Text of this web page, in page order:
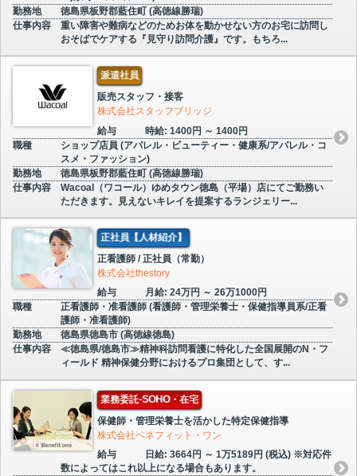
勤務地
徳島県板野郡藍住町 (高徳線勝瑞)
仕事内容
重い障害や難病などのためお体を動かせない方のお宅に訪問し
おそばでケアする『見守り訪問介護』です。もちろ...
派遣社員
販売スタッフ・接客
株式会社スタッフブリッジ
給与
時給: 1400円 ～ 1400円
職種
ショップ店員 (アパレル・ビューティー・健康系/アパレル・コ
スメ・ファッション)
勤務地
徳島県板野郡藍住町 (高徳線勝瑞)
仕事内容
Wacoal（ワコール）ゆめタウン徳島（平場）店にてご勤務い
ただきます。見えないキレイを提案するランジェリー...
正社員【人材紹介】
正看護師 / 正社員（常勤）
株式会社thestory
給与
月給: 24万円 ～ 26万1000円
職種
正看護師・准看護師 (看護師・管理栄養士・保健指導員系/正看
護師・准看護師)
勤務地
徳島県徳島市 (高徳線徳島)
仕事内容
≪徳島県/徳島市≫精神科訪問看護に特化した全国展開のN・フ
ィールド 精神保健分野におけるプロ集団として、す...
業務委託-SOHO・在宅
保健師・管理栄養士を活かした特定保健指導
株式会社ベネフィット・ワン
給与
日給: 3664円 ～ 1万5189円 (税込) ※対応件
数によってはこれ以上になる場合もあります。